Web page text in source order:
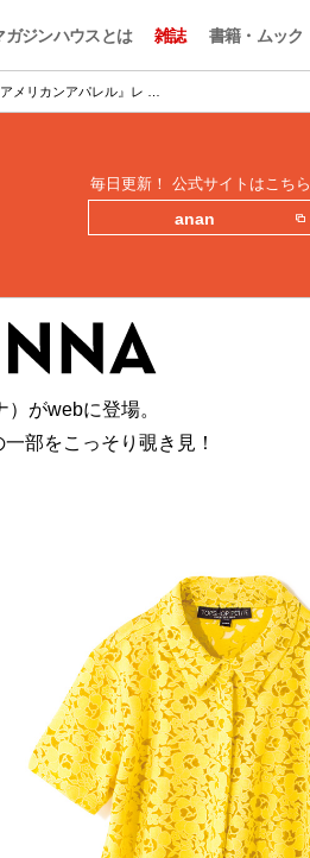
ガジンハウスとは 雑誌 書籍・ムック
メリカンアパレル』レ …
毎日更新！ 公式サイトはこちら
anan
がwebに登場。
部をこっそり覗き見！